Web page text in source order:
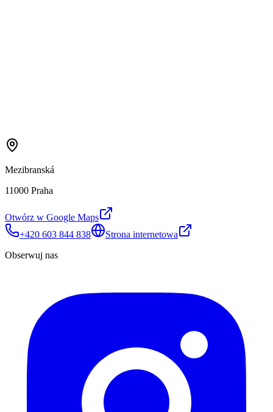
Mezibranská
11000 Praha
Otwórz w Google Maps
+420 603 844 838
Strona internetowa
Obserwuj nas